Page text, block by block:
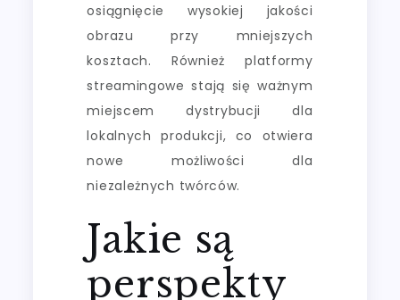
osiągnięcie wysokiej jakości
obrazu przy mniejszych
kosztach. Również platformy
streamingowe stają się ważnym
miejscem dystrybucji dla
lokalnych produkcji, co otwiera
nowe możliwości dla
niezależnych twórców.
Jakie są
perspekty